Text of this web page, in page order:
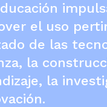
el uso
de las
la
la